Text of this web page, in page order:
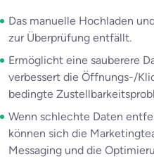
Das manuelle Hochladen
zur Überprüfung entfällt.
Ermöglicht eine sauberere
verbessert die Öffnungs-/
bedingte
Wenn schlechte Daten
können sich die
Messaging und die